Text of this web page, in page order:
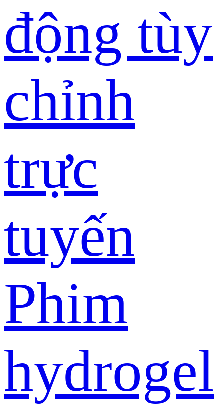
động tùy
chỉnh
trực
tuyến
Phim
hydrogel